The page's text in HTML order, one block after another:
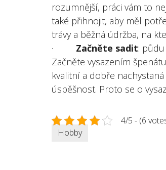
rozumnější, práci vám to
také přihnojit, aby měl
trávy a běžná údržba, na
· Začněte sadit:
Začněte vysazením
kvalitní a dobře
úspěšnost. Proto se o
4/5 - (6
Hobby